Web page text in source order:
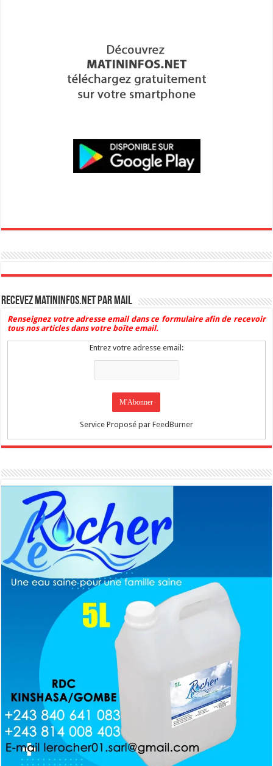
Recevez Matininfos.net par mail
Renseignez votre adresse email dans ce formulaire afin de recevoir
tous nos articles dans votre boîte email.
Entrez votre adresse email:
Service Proposé par FeedBurner